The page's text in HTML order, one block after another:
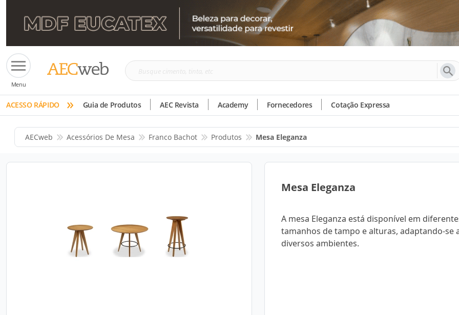
Menu
Busque
tinta,
etc
ACESSO RÁPIDO » Guia de Produtos AEC Revista Academy Fornecedores Cotação Expressa
AECweb Acessórios De Mesa Franco Bachot Produtos Mesa Eleganza
Mesa Eleganza
A mesa Eleganza está disponível em
tamanhos de tampo e alturas, adaptando-se
diversos ambientes.